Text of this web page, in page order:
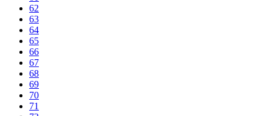
62
63
64
65
66
67
68
69
70
71